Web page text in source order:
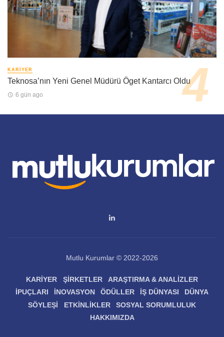
KARIYER
Teknosa’nın Yeni Genel Müdürü Öget Kantarcı Oldu
6 gün ago
Mutlu Kurumlar © 2022-2026
KARIYER ŞIRKETLER
ARAŞTIRMA & ANALIZLER
İPUÇLARI
İNOVASYON ÖDÜLLER İŞ DÜNYASI
DÜNYA
SÖYLEŞI
ETKINLIKLER
SOSYAL SORUMLULUK
HAKKIMIZDA